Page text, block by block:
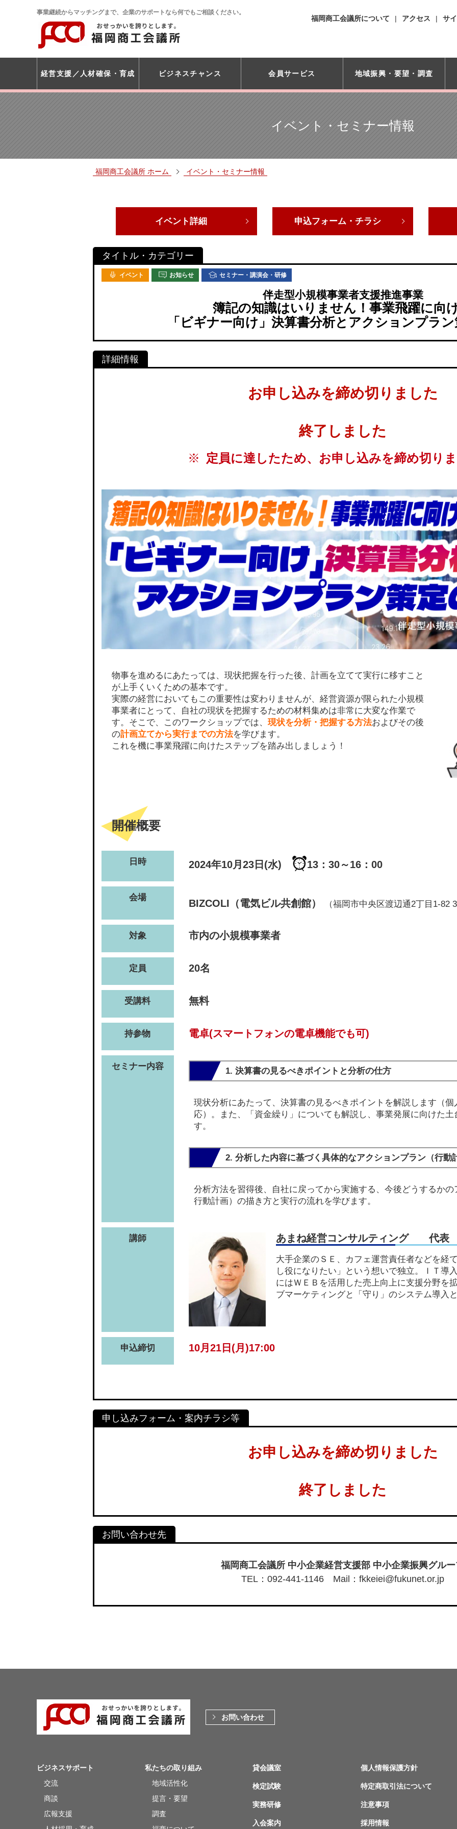
事業継続からマッチングまで、企業のサポートなら何でもご相談ください。
福岡商工会議所について アクセス サ
経営支援 人材確保・育成 ビジネスチャンス 会員サービス 地域振興・ 要望・調査
イベント・セミナー情報
福岡商工会議所 ホーム イベント・セミナー情報
イベント詳細 申込フォーム・チラシ
イベント お知らせ セミナー・講演会・研修
伴走型小規模事業者支援推進事業
簿記の知識はいりません！事業飛躍に向
「ビギナー向け」決算書分析とアクションプラ
お申し込みを締め切りました
終了しました
定員に達したため、お申し込みを締め切り
物事を進めるにあたっては、現状把握を行った後、計画を立てて実行に移すこと
が上手くいくための基本です。
実際の経営においてもこの重要性は変わりませんが、経営資源が限られた小規模
事業者にとって、自社の現状を把握するための材料集めは非常に大変な作業で
す。そこで、このワークショップでは、 現状を分析・把握する方法およびその後
の計画立てから実行までの方法を学びます。
これを機に事業飛躍に向けたステップを踏み出しましょう！
開催概要
日時 2024年10月23日(水) 13：30～16：00
会場
BIZCOLI（電気ビル共創館） （福岡市中央区渡辺通2丁目1-82
対象 市内の小規模事業者
定員 20名
受講料 無料
持参物 電卓(スマートフォンの電卓機能でも可)
セミナー内容 1. 決算書の見るべきポイントと分析の仕方
現状分析にあたって、決算書の見るべきポイントを解説します（
応）。また、「資金繰り」についても解説し、事業発展に向けた
す。
2. 分析した内容に基づく具体的なアクションプラン（行動
分析方法を習得後、自社に戻ってから実施する、今後どうするか
行動計画）の描き方と実行の流れを学びます。
講師 あまね経営コンサルティング 代
大手企業のＳＥ、カフェ運営責任者などを経
し役になりたい」という想いで独立。ＩＴ導
にはＷＥＢを活用した売上向上に支援分野を
ブマーケティングと「守り」のシステム導入
申込締切 10月21日(月)17:00
お申し込みを締め切りました
終了しました
福岡商工会議所 中小企業経営支援部 中小企業振興グル
TEL：092-441-1146 Mail：fkkeiei@fukunet.or.jp
お問い合わせ
ビジネスサポート
交流
商談
広報支援
私たちの取り組み
地域活性化
提言・要望
調査
貸会議室
検定試験
実務研修
入会案内
個人情報保護方針
特定商取引法について
注意事項
採用情報